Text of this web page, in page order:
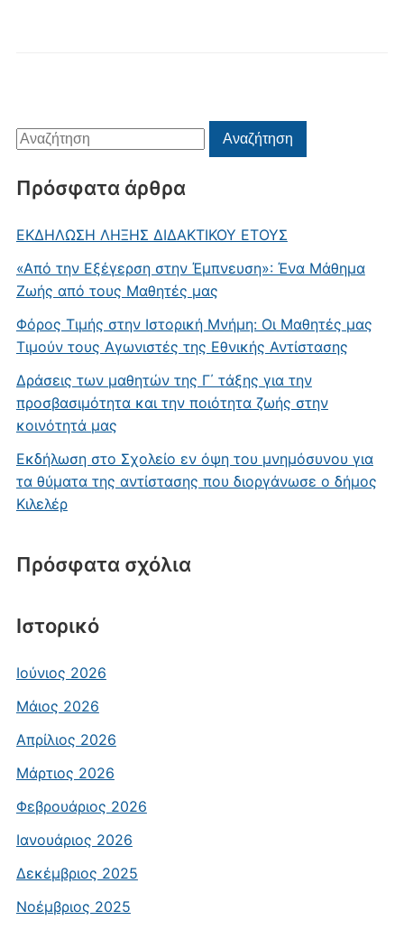
Αναζήτηση
για:
Αναζήτηση
Πρόσφατα άρθρα
ΕΚΔΗΛΩΣΗ ΛΗΞΗΣ ΔΙΔΑΚΤΙΚΟΥ ΕΤΟΥΣ
«Από την Εξέγερση στην Έμπνευση»: Ένα Μάθημα
Ζωής από τους Μαθητές μας
Φόρος Τιμής στην Ιστορική Μνήμη: Οι Μαθητές μας
Τιμούν τους Αγωνιστές της Εθνικής Αντίστασης
Δράσεις των μαθητών της Γ΄ τάξης για την
προσβασιμότητα και την ποιότητα ζωής στην
κοινότητά μας
Εκδήλωση στο Σχολείο εν όψη του μνημόσυνου για
τα θύματα της αντίστασης που διοργάνωσε ο δήμος
Κιλελέρ
Πρόσφατα σχόλια
Ιστορικό
Ιούνιος 2026
Μάιος 2026
Απρίλιος 2026
Μάρτιος 2026
Φεβρουάριος 2026
Ιανουάριος 2026
Δεκέμβριος 2025
Νοέμβριος 2025